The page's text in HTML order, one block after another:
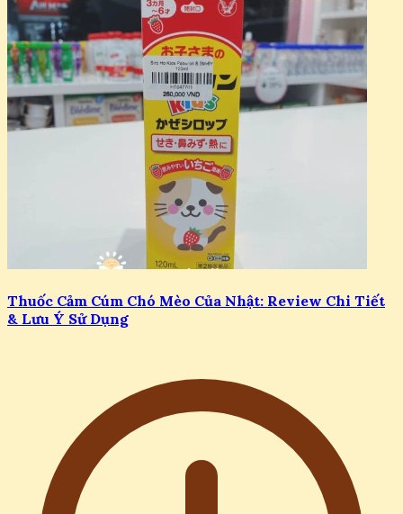
Thuốc Cảm Cúm Chó Mèo Của Nhật: Review Chi Tiết
& Lưu Ý Sử Dụng